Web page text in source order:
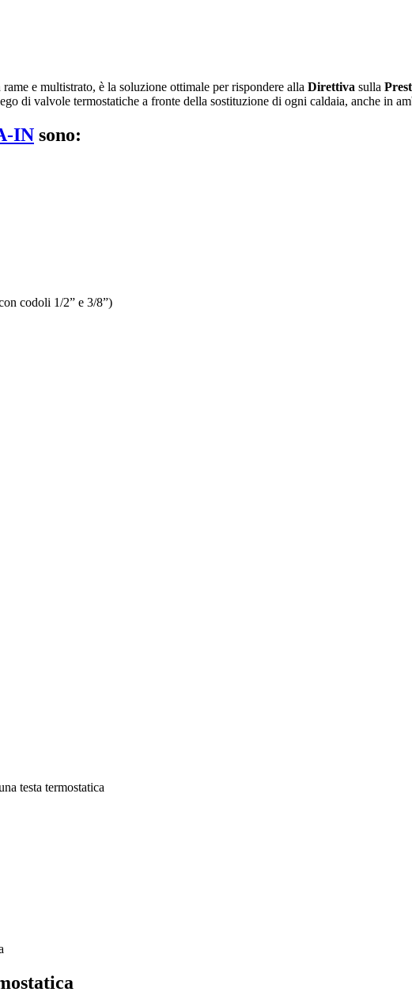
e multistrato, è la soluzione ottimale per rispondere alla Direttiva sulla
di valvole termostatiche a fronte della sostituzione di ogni caldaia, anche in
IN sono:
codoli 1/2” e 3/8”)
testa termostatica